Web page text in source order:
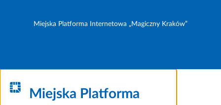
Miejska Platforma Internetowa „Magiczny Kraków”
Miejska Platforma